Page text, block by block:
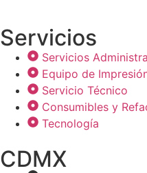
Servicios
Servicios
Equipo de
Servicio Técnico
Consumibles y
Tecnología
CDMX